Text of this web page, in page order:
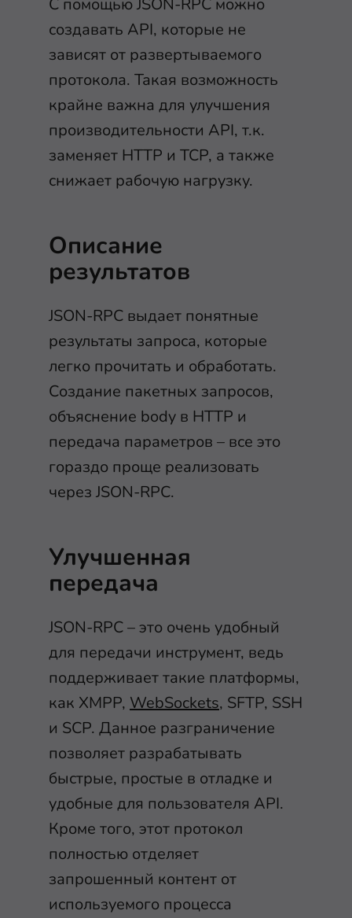
С помощью JSON-RPC можно
создавать API, которые не
зависят от развертываемого
протокола. Такая возможность
крайне важна для улучшения
производительности API, т.к.
заменяет HTTP и TCP, а также
снижает рабочую нагрузку.
Описание
результатов
JSON-RPC выдает понятные
результаты запроса, которые
легко прочитать и обработать.
Создание пакетных запросов,
объяснение body в HTTP и
передача параметров – все это
гораздо проще реализовать
через JSON-RPC.
Улучшенная
передача
JSON-RPC – это очень удобный
для передачи инструмент, ведь
поддерживает такие платформы,
как XMPP, WebSockets, SFTP, SSH
и SCP. Данное разграничение
позволяет разрабатывать
быстрые, простые в отладке и
удобные для пользователя API.
Кроме того, этот протокол
полностью отделяет
запрошенный контент от
используемого процесса